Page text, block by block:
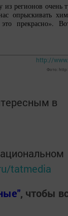
регионов очень
опрыскивать
прекрасно».
http://
Фото:
в
tatmedia
, чтобы